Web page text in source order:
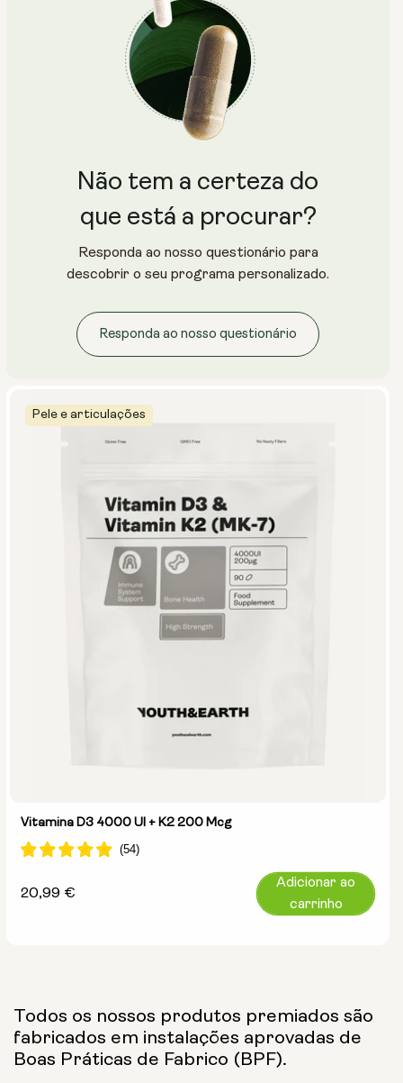
Pele e articulações
Vitamina D3 4000 UI + K2 200 Mcg
Preço
20,99 €
Adicionar ao
carrinho
Não tem a certeza do
que está a procurar?
Responda ao nosso questionário para
descobrir o seu programa personalizado.
Responda ao nosso questionário
Todos os nossos produtos premiados são
fabricados em instalações aprovadas de
Boas Práticas de Fabrico (BPF).